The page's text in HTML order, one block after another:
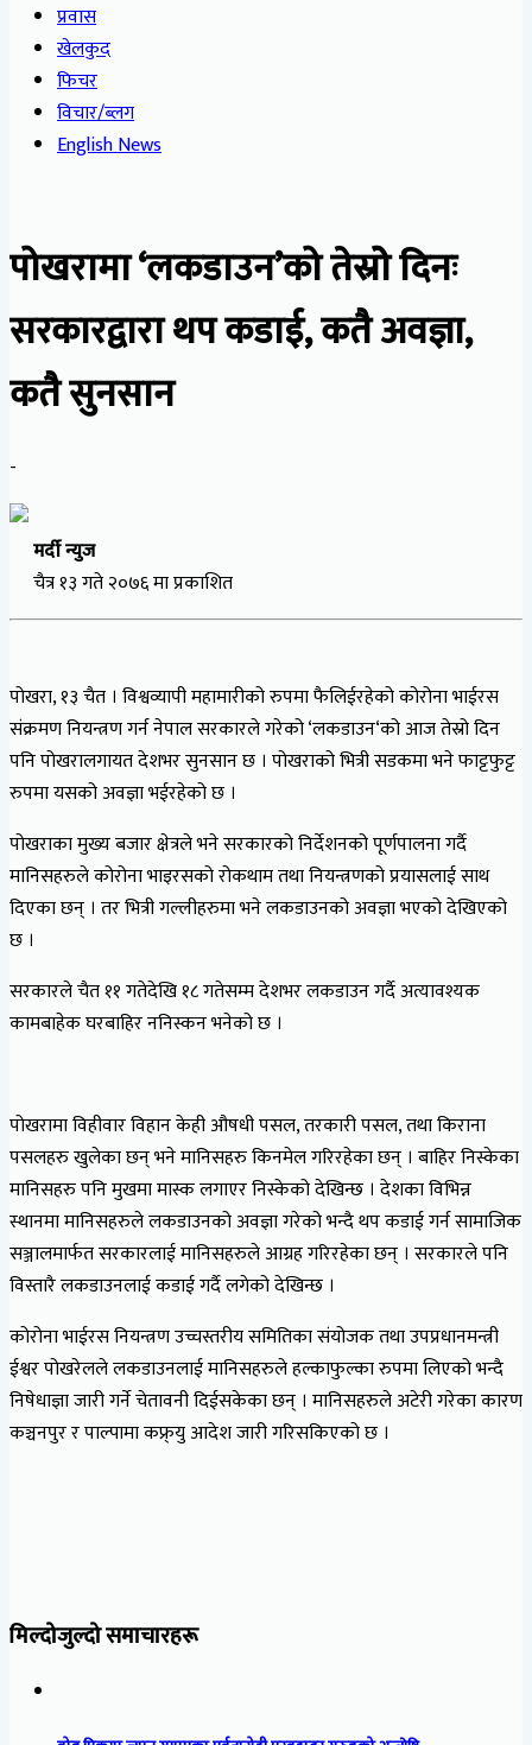
प्रवास
खेलकुद
फिचर
विचार/ब्लग
English News
पोखरामा ‘लकडाउन’को तेस्रोे दिनः
सरकारद्वारा थप कडाई, कतै अवज्ञा,
कतै सुनसान
-
मर्दी न्युज
चैत्र १३ गते २०७६ मा प्रकाशित
पोखरा, १३ चैत । विश्वव्यापी महामारीको रुपमा फैलिईरहेको कोरोना भाईरस
संक्रमण नियन्त्रण गर्न नेपाल सरकारले गरेको ‘लकडाउन‘को आज तेस्रो दिन
पनि पोखरालगायत देशभर सुनसान छ । पोखराको भित्री सडकमा भने फाट्टफुट्ट
रुपमा यसको अवज्ञा भईरहेको छ ।
पोखराका मुख्य बजार क्षेत्रले भने सरकारको निर्देशनको पूर्णपालना गर्दै
मानिसहरुले कोरोना भाइरसको रोकथाम तथा नियन्त्रणको प्रयासलाई साथ
दिएका छन् । तर भित्री गल्लीहरुमा भने लकडाउनको अवज्ञा भएको देखिएको
छ ।
सरकारले चैत ११ गतेदेखि १८ गतेसम्म देशभर लकडाउन गर्दै अत्यावश्यक
कामबाहेक घरबाहिर ननिस्कन भनेको छ ।
पोखरामा विहीवार विहान केही औषधी पसल, तरकारी पसल, तथा किराना
पसलहरु खुलेका छन् भने मानिसहरु किनमेल गरिरहेका छन् । बाहिर निस्केका
मानिसहरु पनि मुखमा मास्क लगाएर निस्केको देखिन्छ । देशका विभिन्न
स्थानमा मानिसहरुले लकडाउनको अवज्ञा गरेको भन्दै थप कडाई गर्न सामाजिक
सञ्जालमार्फत सरकारलाई मानिसहरुले आग्रह गरिरहेका छन् । सरकारले पनि
विस्तारै लकडाउनलाई कडाई गर्दै लगेको देखिन्छ ।
कोरोना भाईरस नियन्त्रण उच्चस्तरीय समितिका संयोजक तथा उपप्रधानमन्त्री
ईश्वर पोखरेलले लकडाउनलाई मानिसहरुले हल्काफुल्का रुपमा लिएको भन्दै
निषेधाज्ञा जारी गर्ने चेतावनी दिईसकेका छन् । मानिसहरुले अटेरी गरेका कारण
कञ्चनपुर र पाल्पामा कफ्र्यु आदेश जारी गरिसकिएको छ ।
मिल्दोजुल्दो समाचारहरू